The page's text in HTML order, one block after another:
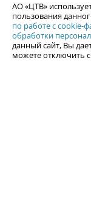
По вопросам
afisha@uralweb.ru
Пользовательское
Политика АО «ЦТВ»
АО «ЦТВ»
пользования
по работе с cookie-
обработки
данный сайт, Вы
можете отключить